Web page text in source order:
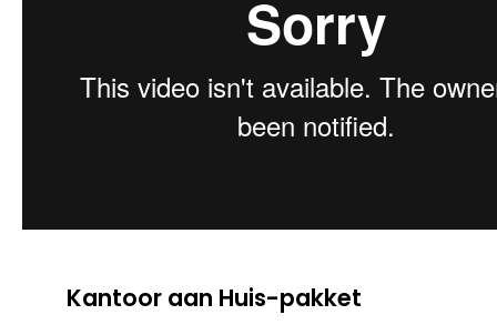
Kantoor aan Huis-pakket